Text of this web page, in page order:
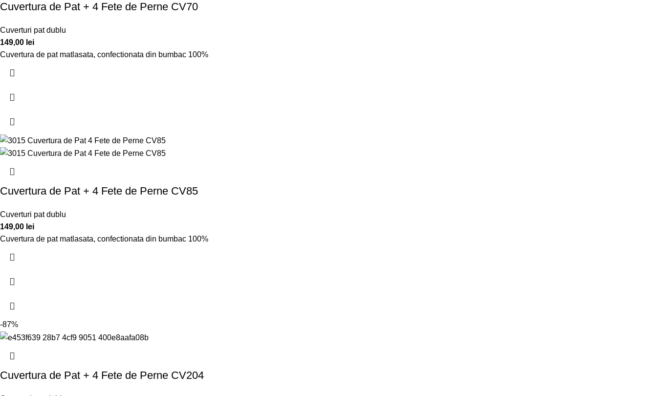
Cuvertura de Pat + 4 Fete de Perne CV70
Cuverturi pat dublu
149,00 lei
Cuvertura de pat matlasata, confectionata din bumbac 100%
Cuvertura de Pat + 4 Fete de Perne CV85
Cuverturi pat dublu
149,00 lei
Cuvertura de pat matlasata, confectionata din bumbac 100%
-87%
Cuvertura de Pat + 4 Fete de Perne CV204